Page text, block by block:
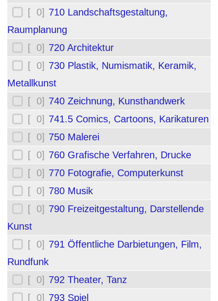
[ 0] 710 Landschaftsgestaltung,
Raumplanung
[ 0] 720 Architektur
[ 0] 730 Plastik, Numismatik, Keramik,
Metallkunst
[ 0] 740 Zeichnung, Kunsthandwerk
[ 0] 741.5 Comics, Cartoons, Karikaturen
[ 0] 750 Malerei
[ 0] 760 Grafische Verfahren, Drucke
[ 0] 770 Fotografie, Computerkunst
[ 0] 780 Musik
[ 0] 790 Freizeitgestaltung, Darstellende
Kunst
[ 0] 791 Öffentliche Darbietungen, Film,
Rundfunk
[ 0] 792 Theater, Tanz
[ 0] 793 Spiel